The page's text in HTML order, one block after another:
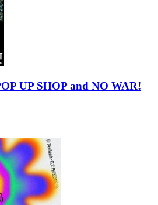
UP SHOP and NO WAR!